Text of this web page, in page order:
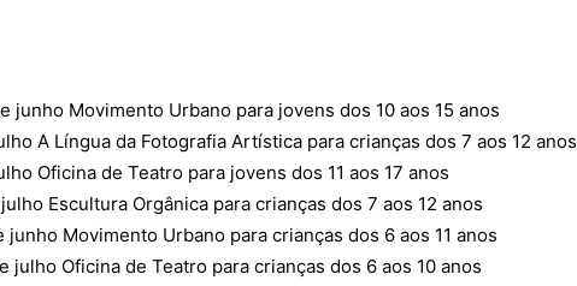
junho Movimento Urbano para jovens dos 10 aos 15 anos
A Língua da Fotografia Artística para crianças dos 7 aos 12 anos
Oficina de Teatro para jovens dos 11 aos 17 anos
Escultura Orgânica para crianças dos 7 aos 12 anos
junho Movimento Urbano para crianças dos 6 aos 11 anos
julho Oficina de Teatro para crianças dos 6 aos 10 anos